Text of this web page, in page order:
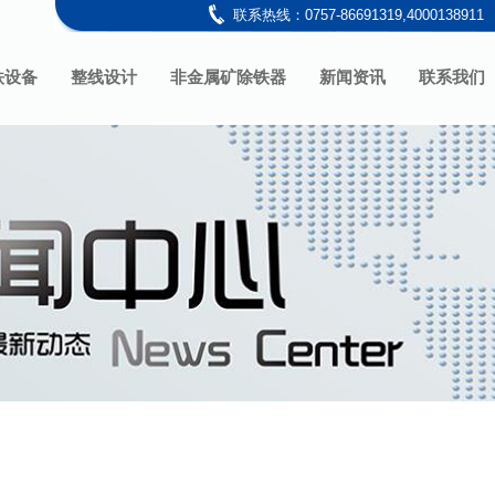
联系热线：0757-86691319,4000138911
设备 整线设计 非金属矿除铁器 新闻资讯 联系我们